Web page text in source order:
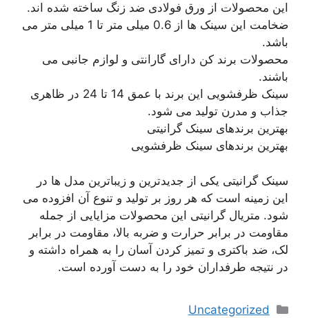
این محصولات از ورق فولادی ضد زنگ ساخته شده اند.
ضخامت این سینک ها از 0.6 میلی متر تا 1 میلی متر می
باشد.
محصولات برند کن دارای گارانتی و لوازم جانبی می
باشند.
سینک ظرفشویی این برند با عمق 14 تا 24 در ظاهری
جذاب و مدرن تولید می شود.
بهترین برندهای سینک گرانیتی
بهترین برندهای سینک ظرفشویی
سینک گرانیتی یکی از جدیدترین و زیباترین مدل ها در
این زمینه است که هر روز بر تولید و تنوع آن افزوده می
شود. متریال گرانیتی این محصولات مزایایی از جمله
مقاومت در برابر حرارت و ضربه بالا، مقاومت در برابر
لک، ضد باکتری و تمیز کردن آسان را به همراه داشته و
در نتیجه طرفداران خود را به دست آورده است.
دسته‌ها
Uncategorized